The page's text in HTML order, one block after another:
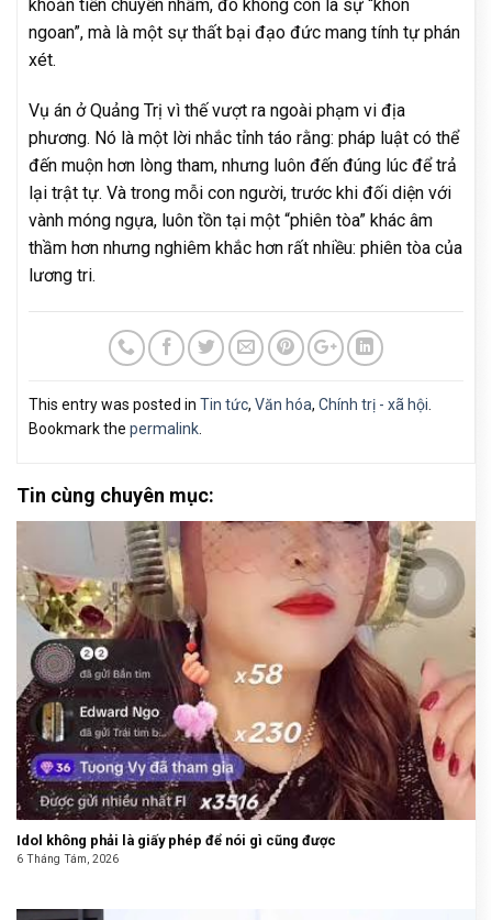
khoản tiền chuyển nhầm, đó không còn là sự “khôn
ngoan”, mà là một sự thất bại đạo đức mang tính tự phán
xét.
Vụ án ở Quảng Trị vì thế vượt ra ngoài phạm vi địa
phương. Nó là một lời nhắc tỉnh táo rằng: pháp luật có thể
đến muộn hơn lòng tham, nhưng luôn đến đúng lúc để trả
lại trật tự. Và trong mỗi con người, trước khi đối diện với
vành móng ngựa, luôn tồn tại một “phiên tòa” khác âm
thầm hơn nhưng nghiêm khắc hơn rất nhiều: phiên tòa của
lương tri.
This entry was posted in Tin tức, Văn hóa, Chính trị - xã hội.
Bookmark the permalink.
Tin cùng chuyên mục:
Idol không phải là giấy phép để nói gì cũng được
6 Tháng Tám, 2026